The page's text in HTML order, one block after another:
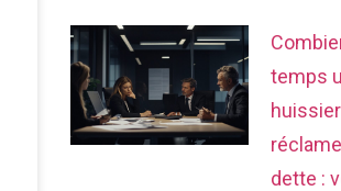
temps
dette :